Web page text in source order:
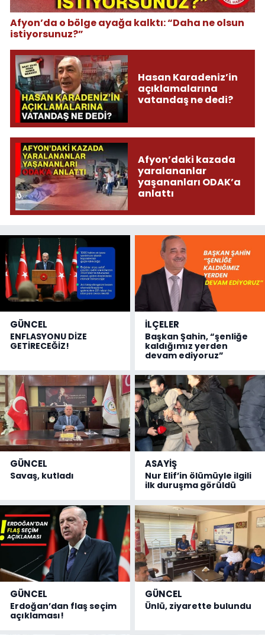
Afyon’da o bölge ayağa kalktı: “Daha ne olsun
istiyorsunuz?”
Hasan Karadeniz’in
açıklamalarına
vatandaş ne dedi?
Afyon’daki kazada
yaralananlar
yaşananları ODAK’a
anlattı
GÜNCEL
ENFLASYONU DİZE
GETİRECEĞİZ!
İLÇELER
Başkan Şahin, “şenliğe
kaldığımız yerden
devam ediyoruz”
GÜNCEL
Savaş, kutladı
ASAYİŞ
Nur Elif’in ölümüyle ilgili
ilk duruşma görüldü
GÜNCEL
Erdoğan’dan flaş seçim
açıklaması!
GÜNCEL
Ünlü, ziyarette bulundu